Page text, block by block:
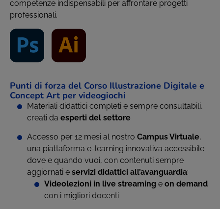
competenze indispensabili per affrontare progetti
professionali.
Punti di forza del Corso Illustrazione Digitale e
Concept Art per videogiochi
Materiali didattici completi e sempre consultabili,
creati da esperti del settore
Accesso per 12 mesi al nostro Campus Virtuale,
una piattaforma e-learning innovativa accessibile
dove e quando vuoi, con contenuti sempre
aggiornati e servizi didattici all’avanguardia:
Videolezioni in live streaming e on demand
con i migliori docenti